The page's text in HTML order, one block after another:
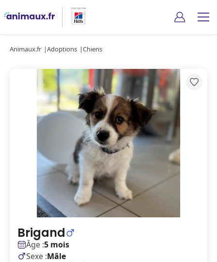
Animaux.fr Adoptions Chiens
Brigand
Âge :5 mois
Sexe :Mâle